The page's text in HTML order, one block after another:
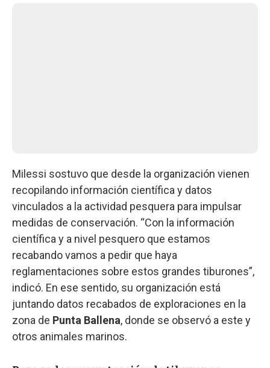
Milessi sostuvo que desde la organización vienen
recopilando información científica y datos
vinculados a la actividad pesquera para impulsar
medidas de conservación. “Con la información
científica y a nivel pesquero que estamos
recabando vamos a pedir que haya
reglamentaciones sobre estos grandes tiburones”,
indicó. En ese sentido, su organización está
juntando datos recabados de exploraciones en la
zona de Punta Ballena, donde se observó a este y
otros animales marinos.